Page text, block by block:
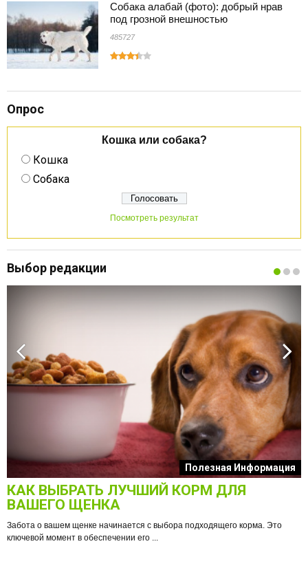
Собака алабай (фото): добрый нрав
под грозной внешностью
485727
Опрос
Кошка или собака?
Кошка
Собака
Посмотреть результат
Выбор редакции
Полезная Информация
КАК ВЫБРАТЬ ЛУЧШИЙ КОРМ ДЛЯ
ВАШЕГО ЩЕНКА
Забота о вашем щенке начинается с выбора подходящего корма. Это
ключевой момент в обеспечении его ...